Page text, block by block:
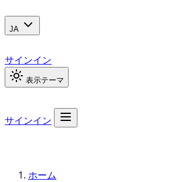
JA
サインイン
表示テーマ
サインイン
ホーム